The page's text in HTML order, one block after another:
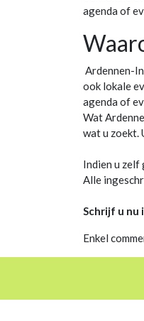
agenda of
Ardennen-
ook lokale
agenda of
Wat
wat u zoekt.
Indien u zelf
Alle
Schrijf u nu
Enkel